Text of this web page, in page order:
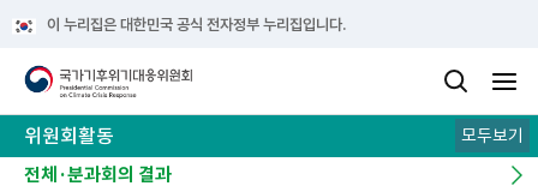
이 누리집은 대한민국 공식 전자정부 누리집입니다.
위원회활동
전체·분과회의 결과
모두보기